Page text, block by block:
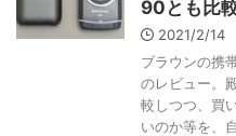
90とも比
2021/2/14
ブラウンの携
のレビュー。
較しつつ、買
いのか等を、